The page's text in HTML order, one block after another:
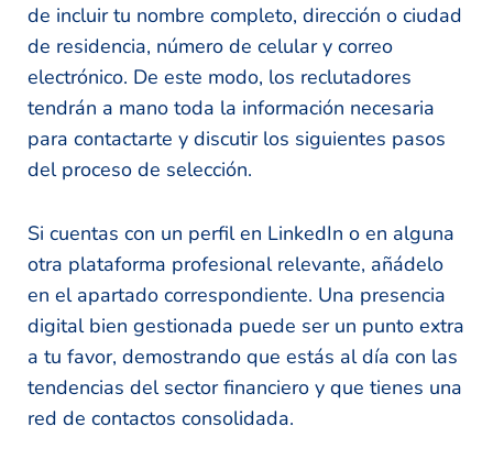
de incluir tu nombre completo, dirección o ciudad
de residencia, número de celular y correo
electrónico. De este modo, los reclutadores
tendrán a mano toda la información necesaria
para contactarte y discutir los siguientes pasos
del proceso de selección.
Si cuentas con un perfil en LinkedIn o en alguna
otra plataforma profesional relevante, añádelo
en el apartado correspondiente. Una presencia
digital bien gestionada puede ser un punto extra
a tu favor, demostrando que estás al día con las
tendencias del sector financiero y que tienes una
red de contactos consolidada.